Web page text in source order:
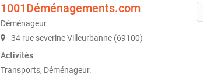
1001Déménagements.com
Déménageur
34 rue severine Villeurbanne (69100)
Activités
Transports, Déménageur.